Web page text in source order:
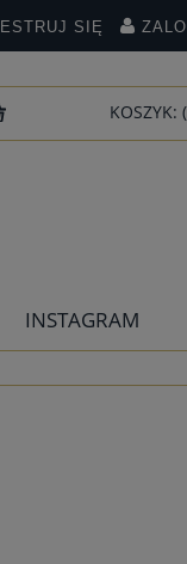
SIĘ
KOSZYK:
INSTAGRAM